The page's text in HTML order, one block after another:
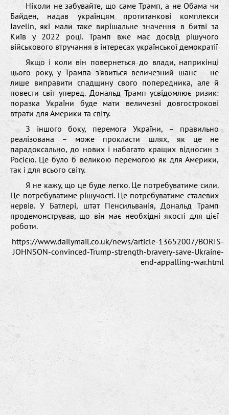
Ніколи не забувайте, що саме Трамп, а не Обама чи
Байден, надав українцям протитанкові комплекси
Javelin, які мали таке вирішальне значення в битві за
Київ у 2022 році. Трамп вже має досвід рішучого
військового втручання в інтересах української демократії
Якщо і коли він повернеться до влади, наприкінці
цього року, у Трампа з'явиться величезний шанс – не
лише виправити спадщину свого попередника, але й
повести світ уперед. Дональд Трамп усвідомлює ризик:
поразка України буде мати величезні довгострокові
втрати для Америки та світу.
З іншого боку, перемога України, – правильно
реалізована – може прокласти шлях, як це не
парадоксально, до нових і набагато кращих відносин з
Росією. Це було б великою перемогою як для Америки,
так і для всього світу.
Я не кажу, що це буде легко. Це потребуватиме сили.
Це потребуватиме рішучості. Це потребуватиме сталевих
нервів. У Батлері, штат Пенсильванія, Дональд Трамп
продемонстрував, що він має необхідні якості для цієї
роботи.
https://www.dailymail.co.uk/news/article-13652007/BORIS-
JOHNSON-convinced-Trump-strength-bravery-save-Ukraine-
end-appalling-war.html